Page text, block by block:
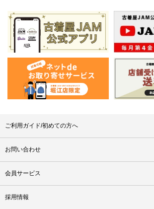
ご利用ガイド/初めての方へ
お問い合わせ
会員サービス
採用情報